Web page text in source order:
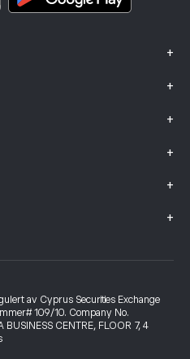
+
+
+
+
+
+
av Cyprus Securities Exchange
109/10. Company No.
CENTRE, FLOOR 7, 4